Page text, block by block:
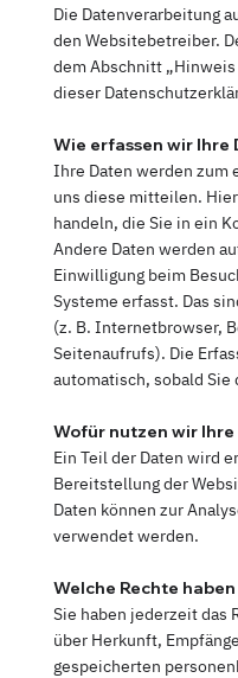
Die Datenverarbeitung
den Websitebetreiber.
dem Abschnitt
dieser
Wie erfassen wir Ihre
Ihre Daten werden zum
uns diese mitteilen.
handeln, die Sie in ein
Andere Daten werden
Einwilligung beim
Systeme erfasst. Das
(z. B. Internetbrowser,
Seitenaufrufs). Die
automatisch, sobald
Wofür nutzen wir Ihre
Ein Teil der Daten wird
Bereitstellung der
Daten können zur
verwendet werden.
Welche Rechte
Sie haben jederzeit das
über Herkunft,
gespeicherten